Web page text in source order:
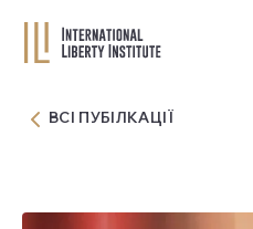
ВСІ ПУБІЛКАЦІЇ